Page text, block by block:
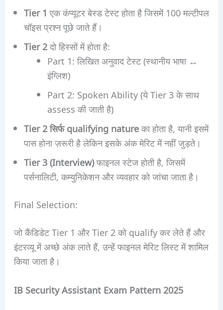
Tier 1 एक कंप्यूटर बेस्ड टेस्ट होता है जिसमें 100 मल्टीपल
चॉइस प्रश्न पूछे जाते हैं।
Tier 2दो हिस्सों में होता है:
Part 1: लिखित अनुवाद टेस्ट (स्थानीय भाषा ↔
इंग्लिश)
Part 2: Spoken Ability (ये Tier 3 के साथ
assess की जाती है)
Tier 2 सिर्फ qualifying natureका होता है, यानी इसमें
पास होना ज़रूरी है लेकिन इसके अंक मेरिट में नहीं जुड़ते।
Tier 3 (Interview)फाइनल स्टेज होती है, जिसमें
पर्सनालिटी, कम्युनिकेशन और व्यवहार को जांचा जाता है।
Final Selection:
जो कैंडिडेट Tier 1 और Tier 2 को qualify कर लेते हैं और
इंटरव्यू में अच्छे अंक लाते हैं, उन्हें फाइनल मेरिट लिस्ट में शामिल
किया जाता है।
IB Security Assistant Exam Pattern 2025